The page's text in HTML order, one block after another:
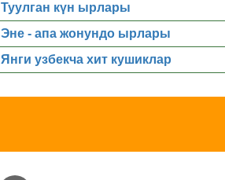
Туулган күн ырлары
Эне - апа жонундо ырлары
Янги узбекча хит кушиклар